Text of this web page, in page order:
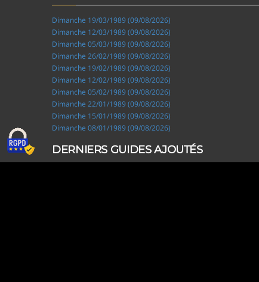
Dimanche 19/03/1989 (09/08/2026)
Dimanche 12/03/1989 (09/08/2026)
Dimanche 05/03/1989 (09/08/2026)
Dimanche 26/02/1989 (09/08/2026)
Dimanche 19/02/1989 (09/08/2026)
Dimanche 12/02/1989 (09/08/2026)
Dimanche 05/02/1989 (09/08/2026)
Dimanche 22/01/1989 (09/08/2026)
Dimanche 15/01/1989 (09/08/2026)
Dimanche 08/01/1989 (09/08/2026)
DERNIERS GUIDES AJOUTÉS